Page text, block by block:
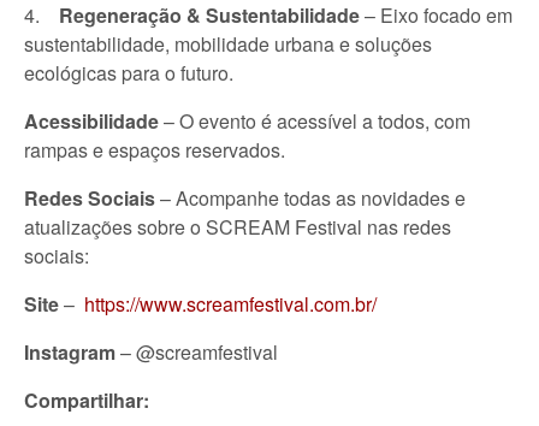
4. Regeneração & Sustentabilidade– Eixo focado em
sustentabilidade, mobilidade urbana e soluções
ecológicas para o futuro.
Acessibilidade– O evento é acessível a todos, com
rampas e espaços reservados.
Redes Sociais– Acompanhe todas as novidades e
atualizações sobre o SCREAM Festival nas redes
sociais:
Site– https://www.screamfestival.com.br/
Instagram– @screamfestival
Compartilhar: